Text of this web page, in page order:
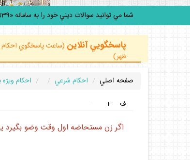
شما مي توانيد سوالات ديني خود را به سامانه «30001939» پيامك كني
پاسخگويي آنلاين
ظهر)
صفحه اصلي احكام شرعي
احكام ويژه
ف
+
-
اگر زن مستحاضه اول وقت وضو بگيرد يا